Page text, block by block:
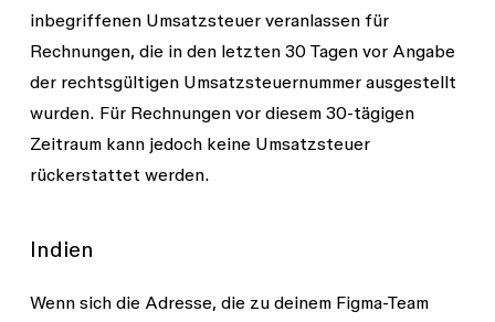
inbegriffenen Umsatzsteuer veranlassen für
Rechnungen, die in den letzten 30 Tagen vor Angabe
der rechtsgültigen Umsatzsteuernummer ausgestellt
wurden. Für Rechnungen vor diesem 30-tägigen
Zeitraum kann jedoch keine Umsatzsteuer
rückerstattet werden.
Indien
Wenn sich die Adresse, die zu deinem Figma-Team